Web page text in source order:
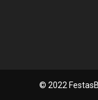
© 2022